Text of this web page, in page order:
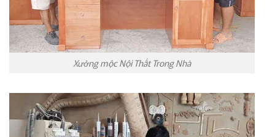
Xưởng mộc Nội Thất Trong Nhà